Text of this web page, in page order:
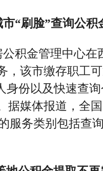
“刷脸”查询公积
积金管理中心在
，该市缴存职工
身份以及快速查
据媒体报道，全
服务类别包括查